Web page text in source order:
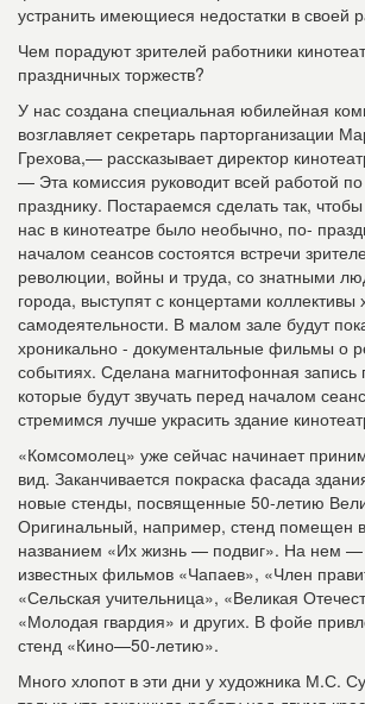
устранить имеющиеся недостатки в своей
Чем порадуют зрителей работники
праздничных торжеств?
У нас создана специальная юбилейная
возглавляет секретарь парторганизации
Грехова,— рассказывает директор
— Эта комиссия руководит всей работой по
празднику. Постараемся сделать так,
нас в кинотеатре было необычно, по-
началом сеансов состоятся встречи
революции, войны и труда, со знатными
города, выступят с концертами коллективы
самодеятельности. В малом зале будут
хроникально - документальные фильмы о
событиях. Сделана магнитофонная запись
которые будут звучать перед началом
стремимся лучше украсить здание
«Комсомолец» уже сейчас начинает
вид. Заканчивается покраска фасада
новые стенды, посвященные 50-летию
Оригинальный, например, стенд помещен
названием «Их жизнь — подвиг». На нем —
известных фильмов «Чапаев», «Член
«Сельская учительница», «Великая
«Молодая гвардия» и других. В фойе
стенд «Кино—50-летию».
Много хлопот в эти дни у художника М.С.